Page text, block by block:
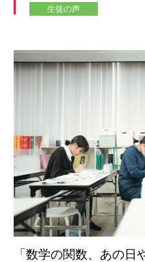
生徒の声
「数学の関数、あの